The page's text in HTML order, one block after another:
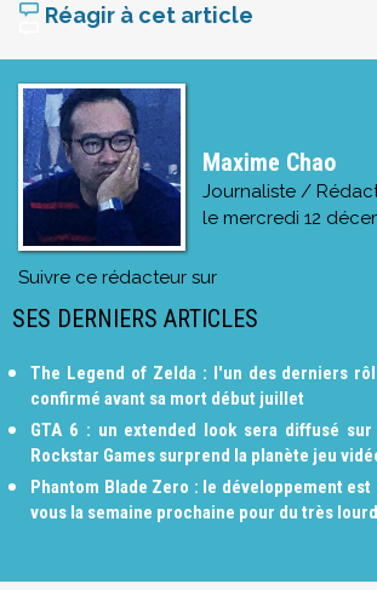
Réagir à cet article
Maxime Chao
Journaliste /
le mercredi 12
Suivre ce rédacteur sur
SES DERNIERS ARTICLES
The Legend of Zelda : l'un des derniers
confirmé avant sa mort début juillet
GTA 6 : un extended look sera diffusé
Rockstar Games surprend la planète jeu
Phantom Blade Zero : le développement
vous la semaine prochaine pour du très lourd